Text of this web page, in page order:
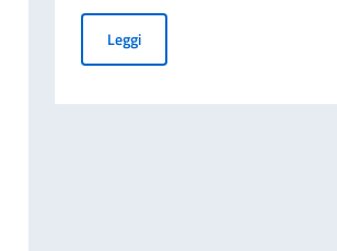
LeggiAvviso di assunzione